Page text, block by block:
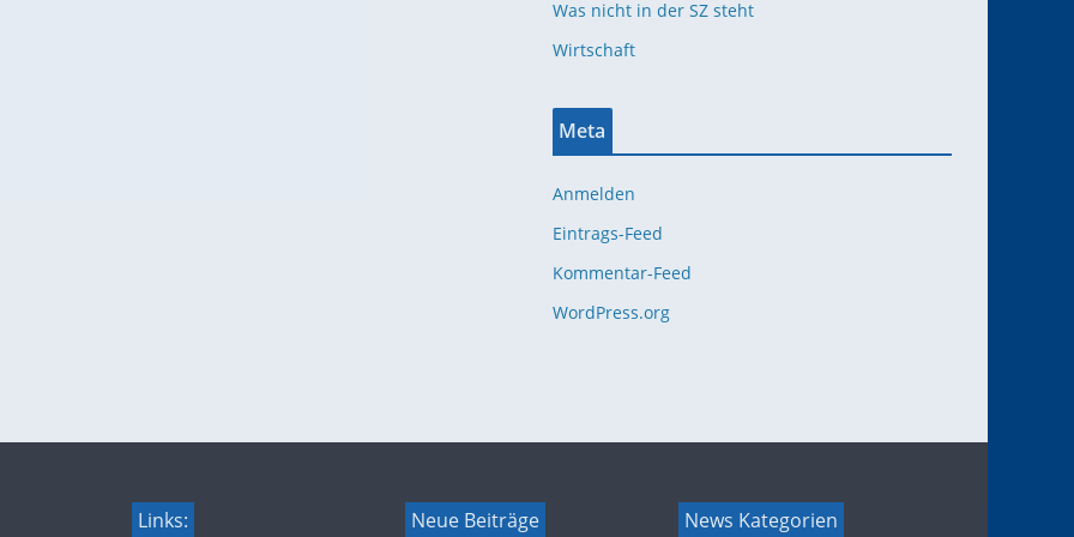
Was nicht in der SZ steht
Wirtschaft
Meta
Anmelden
Eintrags-Feed
Kommentar-Feed
WordPress.org
Links: Neue Beiträge News Kategorien